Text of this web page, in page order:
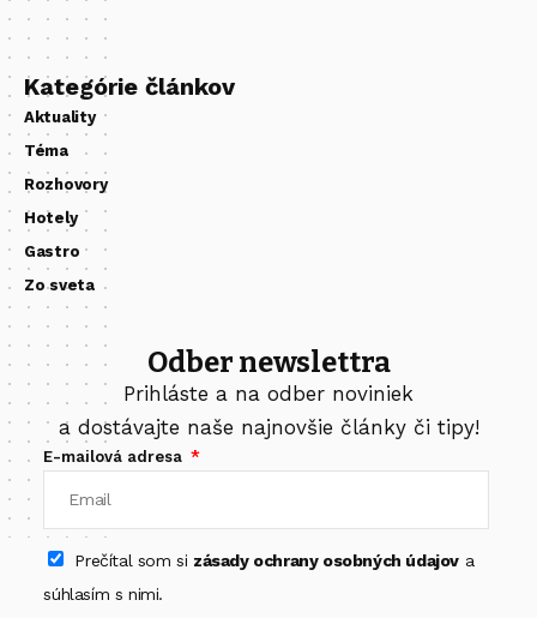
Kategórie článkov
Aktuality
Téma
Rozhovory
Hotely
Gastro
Zo sveta
Odber newslettra
Prihláste a na odber noviniek
a dostávajte naše najnovšie články či tipy!
E-mailová adresa
Prečítal som si zásady ochrany osobných údajova
súhlasím s nimi.